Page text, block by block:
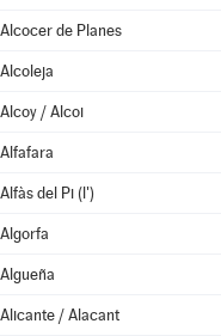
Alcocer de Planes
Alcoleja
Alcoy / Alcoi
Alfafara
Alfàs del Pi (l')
Algorfa
Algueña
Alicante / Alacant